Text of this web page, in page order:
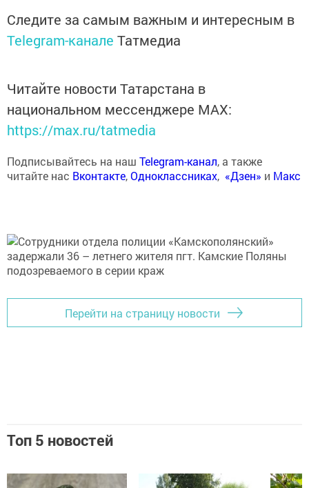
Следите за самым важным и интересным в
Telegram-канале Татмедиа
Читайте новости Татарстана в
национальном мессенджере MАХ:
https://max.ru/tatmedia
Подписывайтесь на наш Telegram-канал, а также
читайте нас Вконтакте,Одноклассниках, «Дзен» и Макс
Перейти на страницу новости
Топ 5 новостей